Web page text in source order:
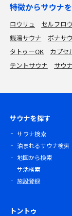
特徴からサウナ
ロウリュ セルフロ
銭湯サウナ
ボナサ
タトゥーOK
カプセ
テントサウナ
サウ
サウナを探す
サウナ検索
泊まれるサウナ検索
地図から検索
サ活検索
施設登録
トントゥ